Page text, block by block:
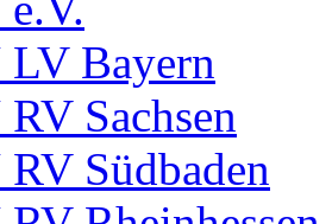
Bayern
Sachsen
Südbaden